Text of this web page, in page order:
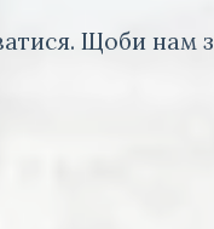
Щоби нам з